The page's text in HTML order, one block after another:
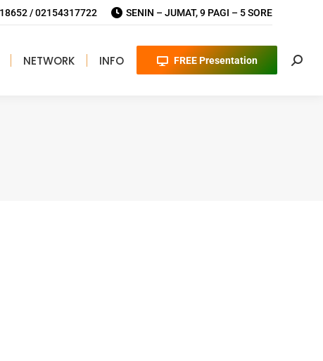
/ 02154317722 SENIN – JUMAT, 9 PAGI – 5 SORE
NETWORK INFO FREE Presentation